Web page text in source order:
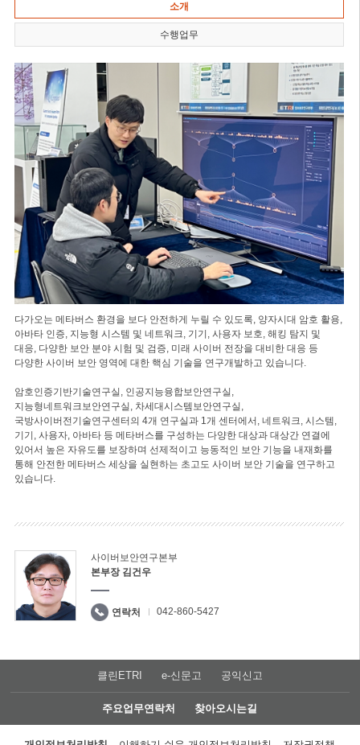
소개
수행업무
다가오는 메타버스 환경을 보다 안전하게 누릴 수 있도록, 양자시대 암호 활용,
아바타 인증, 지능형 시스템 및 네트워크, 기기, 사용자 보호, 해킹 탐지 및
대응, 다양한 보안 분야 시험 및 검증, 미래 사이버 전장을 대비한 대응 등
다양한 사이버 보안 영역에 대한 핵심 기술을 연구개발하고 있습니다.
암호인증기반기술연구실, 인공지능융합보안연구실,
지능형네트워크보안연구실, 차세대시스템보안연구실,
국방사이버전기술연구센터의 4개 연구실과 1개 센터에서, 네트워크, 시스템,
기기, 사용자, 아바타 등 메타버스를 구성하는 다양한 대상과 대상간 연결에
있어서 높은 자유도를 보장하며 선제적이고 능동적인 보안 기능을 내재화를
통해 안전한 메타버스 세상을 실현하는 초고도 사이버 보안 기술을 연구하고
있습니다.
사이버보안연구본부
본부장 김건우
연락처 042-860-5427
클린ETRI e-신문고 공익신고
주요업무연락처 찾아오시는길